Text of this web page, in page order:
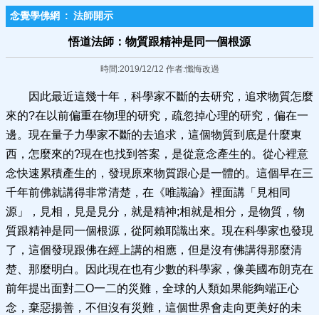
念覺學佛網 : 法師開示
悟道法師：物質跟精神是同一個根源
時間:2019/12/12 作者:懺悔改過
因此最近這幾十年，科學家不斷的去研究，追求物質怎麼
來的?在以前偏重在物理的研究，疏忽掉心理的研究，偏在一
邊。現在量子力學家不斷的去追求，這個物質到底是什麼東
西，怎麼來的?現在也找到答案，是從意念產生的。從心裡意
念快速累積產生的，發現原來物質跟心是一體的。這個早在三
千年前佛就講得非常清楚，在《唯識論》裡面講「見相同
源」，見相，見是見分，就是精神;相就是相分，是物質，物
質跟精神是同一個根源，從阿賴耶識出來。現在科學家也發現
了，這個發現跟佛在經上講的相應，但是沒有佛講得那麼清
楚、那麼明白。因此現在也有少數的科學家，像美國布朗克在
前年提出面對二O一二的災難，全球的人類如果能夠端正心
念，棄惡揚善，不但沒有災難，這個世界會走向更美好的未